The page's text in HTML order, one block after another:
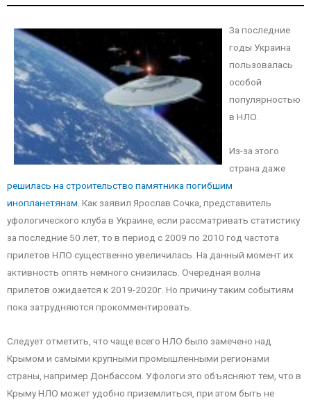
За последние
годы Украина
пользовалась
особой
популярностью
в НЛО.
Из-за этого
страна даже
решилась на строительство памятника погибшим
инопланетянам . Как заявил Ярослав Сочка, представитель
уфологического клуба в Украине, если рассматривать статистику
за последние 50 лет, то в период с 2009 по 2010 год частота
прилетов НЛО существенно увеличилась. На данный момент их
активность опять немного снизилась. Очередная волна
прилетов ожидается к 2019-2020г. Но причину таким событиям
пока затрудняются прокомментировать.
Следует отметить, что чаще всего НЛО было замечено над
Крымом и самыми крупными промышленными регионами
страны, например Донбассом. Уфологи это объясняют тем, что в
Крыму НЛО может удобно приземлиться, при этом быть не